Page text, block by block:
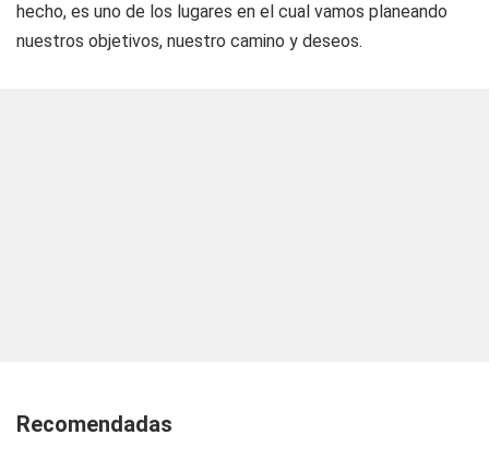
hecho, es uno de los lugares en el cual vamos planeando
nuestros objetivos, nuestro camino y deseos.
Recomendadas